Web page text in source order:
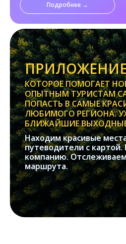
Подробнее →
КОТОРОЕ ПОМОГАЕТ
ОПЫТНЫМ ТУРИСТАМ
ПОПАСТЬ В САМЫЕ
ЛЮБИМОГО РЕГИОНА.
БЛИЖАЙШИЕ
Находим красивые
путеводители с
компанию.
маршрута.